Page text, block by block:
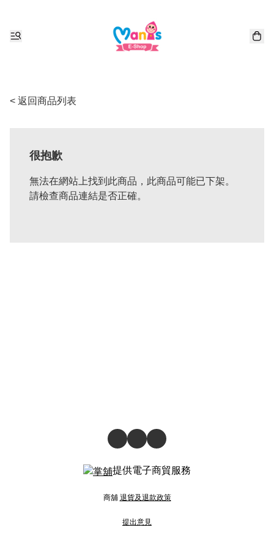
< 返回商品列表
很抱歉
無法在網站上找到此商品，此商品可能已下架。
請檢查商品連結是否正確。
提供電子商貿服務
商舖 退貨及退款政策
提出意見